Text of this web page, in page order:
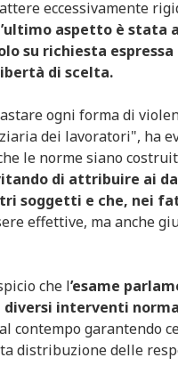
eccessivamente
aspetto è stata
su richiesta espressa
di scelta.
ogni forma di
dei lavoratori", ha
le norme siano
di attribuire ai
soggetti e che, nei
effettive, ma anche
che l’esame
diversi interventi
contempo garantendo
distribuzione delle